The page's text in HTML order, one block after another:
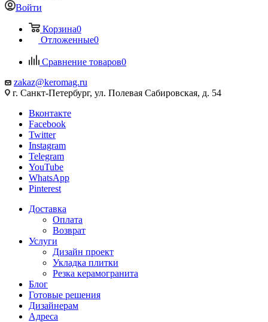
Войти
Корзина0
Отложенные0
Сравнение товаров0
zakaz@keromag.ru
г. Санкт-Петербург, ул. Полевая Сабировская, д. 54
Вконтакте
Facebook
Twitter
Instagram
Telegram
YouTube
WhatsApp
Pinterest
Доставка
Оплата
Возврат
Услуги
Дизайн проект
Укладка плитки
Резка керамогранита
Блог
Готовые решения
Дизайнерам
Адреса